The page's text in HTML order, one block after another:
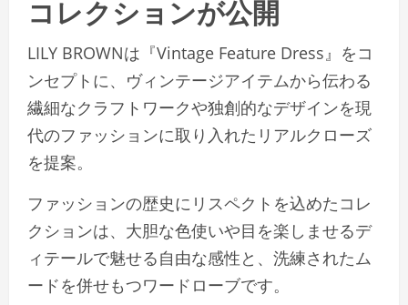
コレクションが公開
LILY BROWNは『Vintage Feature Dress』をコ
ンセプトに、ヴィンテージアイテムから伝わる
繊細なクラフトワークや独創的なデザインを現
代のファッションに取り入れたリアルクローズ
を提案。
ファッションの歴史にリスペクトを込めたコレ
クションは、大胆な色使いや目を楽しませるデ
ィテールで魅せる自由な感性と、洗練されたム
ードを併せもつワードローブです。